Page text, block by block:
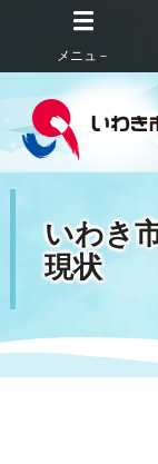
メニュ－
いわき
現状